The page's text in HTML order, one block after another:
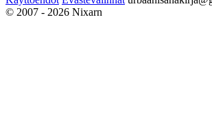
© 2007 - 2026 Nixarn